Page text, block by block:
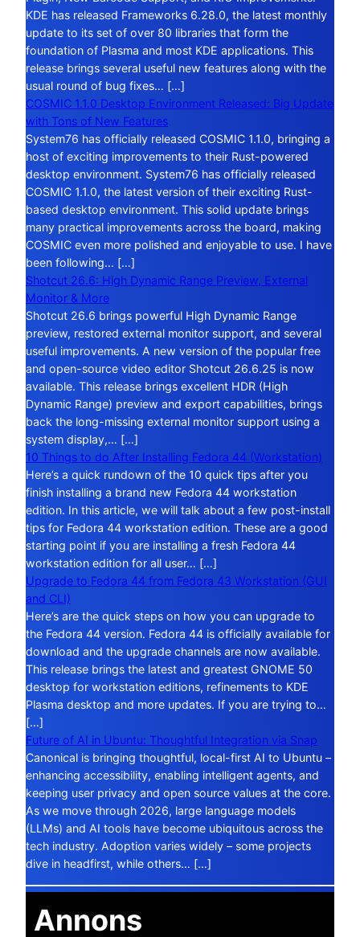
KDE has released Frameworks 6.28.0, the latest monthly
update to its set of over 80 libraries that form the
foundation of Plasma and most KDE applications. This
release brings several useful new features along with the
usual round of bug fixes… […]
COSMIC 1.1.0 Desktop Environment Released: Big Update
with Tons of New Features
System76 has officially released COSMIC 1.1.0, bringing a
host of exciting improvements to their Rust-powered
desktop environment. System76 has officially released
COSMIC 1.1.0, the latest version of their exciting Rust-
based desktop environment. This solid update brings
many practical improvements across the board, making
COSMIC even more polished and enjoyable to use. I have
been following… […]
Shotcut 26.6: High Dynamic Range Preview, External
Monitor & More
Shotcut 26.6 brings powerful High Dynamic Range
preview, restored external monitor support, and several
useful improvements. A new version of the popular free
and open-source video editor Shotcut 26.6.25 is now
available. This release brings excellent HDR (High
Dynamic Range) preview and export capabilities, brings
back the long-missing external monitor support using a
system display,… […]
10 Things to do After Installing Fedora 44 (Workstation)
Here’s a quick rundown of the 10 quick tips after you
finish installing a brand new Fedora 44 workstation
edition. In this article, we will talk about a few post-install
tips for Fedora 44 workstation edition. These are a good
starting point if you are installing a fresh Fedora 44
workstation edition for all user… […]
Upgrade to Fedora 44 from Fedora 43 Workstation (GUI
and CLI)
Here’s are the quick steps on how you can upgrade to
the Fedora 44 version. Fedora 44 is officially available for
download and the upgrade channels are now available.
This release brings the latest and greatest GNOME 50
desktop for workstation editions, refinements to KDE
Plasma desktop and more updates. If you are trying to…
[…]
Future of AI in Ubuntu: Thoughtful Integration via Snap
Canonical is bringing thoughtful, local-first AI to Ubuntu –
enhancing accessibility, enabling intelligent agents, and
keeping user privacy and open source values at the core.
As we move through 2026, large language models
(LLMs) and AI tools have become ubiquitous across the
tech industry. Adoption varies widely – some projects
dive in headfirst, while others… […]
Annons